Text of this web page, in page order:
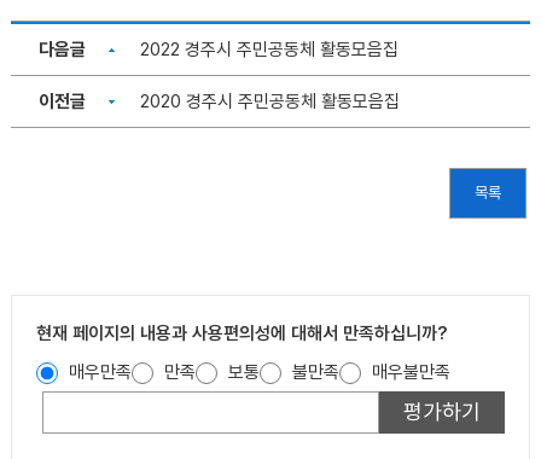
다음글 2022 경주시 주민공동체 활동모음집
이전글 2020 경주시 주민공동체 활동모음집
목록
현재 페이지의 내용과 사용편의성에 대해서 만족하십니까?
매우만족
만족 보통 불만족 매우불만족